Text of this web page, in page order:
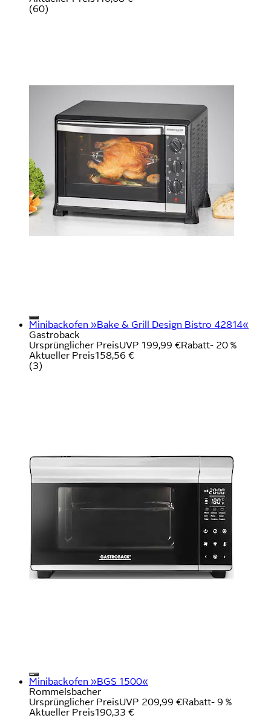
(60)
Minibackofen »Bake & Grill Design Bistro 42814«
Gastroback
Ursprünglicher PreisUVP 199,99 €Rabatt- 20 %
Aktueller Preis158,56 €
(3)
Minibackofen »BGS 1500«
Rommelsbacher
Ursprünglicher PreisUVP 209,99 €Rabatt- 9 %
Aktueller Preis190,33 €